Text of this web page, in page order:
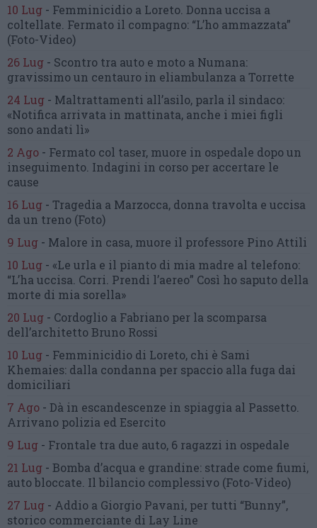
10 Lug - Femminicidio a Loreto. Donna uccisa a
coltellate. Fermato il compagno: “L’ho ammazzata”
(Foto-Video)
26 Lug - Scontro tra auto e moto a Numana:
gravissimo un centauro in eliambulanza a Torrette
24 Lug - Maltrattamenti all’asilo, parla il sindaco:
«Notifica arrivata in mattinata, anche i miei figli
sono andati lì»
2 Ago - Fermato col taser, muore in ospedale dopo un
inseguimento. Indagini in corso per accertare le
cause
16 Lug - Tragedia a Marzocca, donna travolta e uccisa
da un treno (Foto)
9 Lug - Malore in casa, muore il professore Pino Attili
10 Lug - «Le urla e il pianto di mia madre al telefono:
“L’ha uccisa. Corri. Prendi l’aereo” Così ho saputo della
morte di mia sorella»
20 Lug - Cordoglio a Fabriano per la scomparsa
dell’architetto Bruno Rossi
10 Lug - Femminicidio di Loreto, chi è Sami
Khemaies: dalla condanna per spaccio alla fuga dai
domiciliari
7 Ago - Dà in escandescenze in spiaggia al Passetto.
Arrivano polizia ed Esercito
9 Lug - Frontale tra due auto, 6 ragazzi in ospedale
21 Lug - Bomba d’acqua e grandine: strade come fiumi,
auto bloccate. Il bilancio complessivo (Foto-Video)
27 Lug - Addio a Giorgio Pavani, per tutti “Bunny”,
storico commerciante di Lay Line